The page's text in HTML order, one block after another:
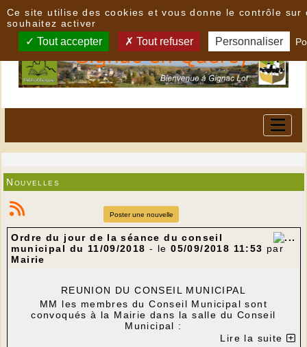
Nouvelles
Poster une nouvelle
Ordre du jour de la séance du conseil
municipal du 11/09/2018 - le05/09/2018 11:53 par
Mairie
REUNION DU CONSEIL MUNICIPAL
MM les membres du Conseil Municipal sont
convoqués à la Mairie dans la salle du Conseil
Municipal :
Le mardi 11 septembre 2018 à 20 h30Lire la suite
Ce site utilise des cookies et vous donne le contrôle sur
souhaitez activer
Tout accepter Tout refuser Personnaliser